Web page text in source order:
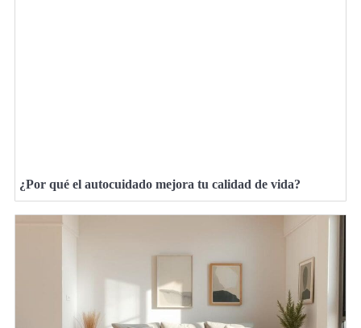
¿Por qué el autocuidado mejora tu calidad de vida?